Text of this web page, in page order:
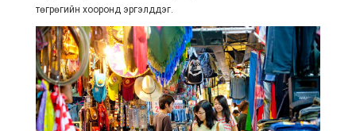
төгрөгийн хооронд эргэлддэг.